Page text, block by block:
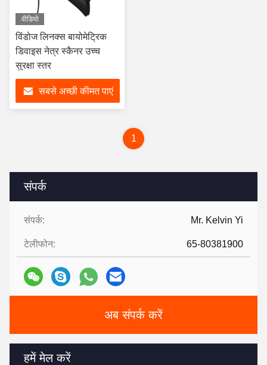
संपर्क
संपर्क: Mr. Kelvin Yi
टेलीफोन: 65-80381900
अब संपर्क करें
हमें मेल करें
वीडियो
विंडोज लिनक्स बायोमेट्रिक
डिवाइस नेत्र स्कैनर उच्च
सुरक्षा स्तर
सबसे अच्छी कीमत पाएं
1